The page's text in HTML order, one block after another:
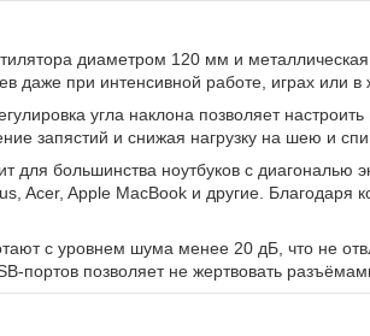
диаметром 120 мм и металлическая
даже при интенсивной работе, играх или в
угла наклона позволяет настроить
запястий и снижая нагрузку на шею и
для большинства ноутбуков с диагональю
Acer, Apple MacBook и другие. Благодаря
с уровнем шума менее 20 дБ, что не
портов позволяет не жертвовать